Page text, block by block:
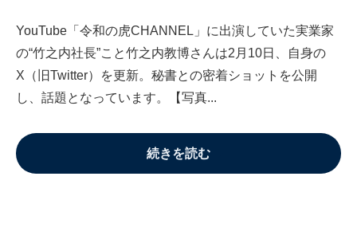
YouTube「令和の虎CHANNEL」に出演していた実業家
の“竹之内社長”こと竹之内教博さんは2月10日、自身の
X（旧Twitter）を更新。秘書との密着ショットを公開
し、話題となっています。【写真...
続きを読む